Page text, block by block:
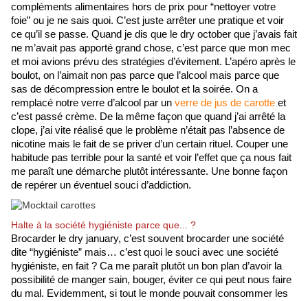
compléments alimentaires hors de prix pour “nettoyer votre
foie” ou je ne sais quoi. C’est juste arrêter une pratique et voir
ce qu’il se passe. Quand je dis que le dry october que j’avais fait
ne m’avait pas apporté grand chose, c’est parce que mon mec
et moi avions prévu des stratégies d’évitement. L’apéro après le
boulot, on l’aimait non pas parce que l’alcool mais parce que
sas de décompression entre le boulot et la soirée. On a
remplacé notre verre d’alcool par un verre de jus de carotte et
c’est passé crème. De la même façon que quand j’ai arrêté la
clope, j’ai vite réalisé que le problème n’était pas l’absence de
nicotine mais le fait de se priver d’un certain rituel. Couper une
habitude pas terrible pour la santé et voir l’effet que ça nous fait
me paraît une démarche plutôt intéressante. Une bonne façon
de repérer un éventuel souci d’addiction.
Halte à la société hygiéniste parce que... ?
Brocarder le dry january, c’est souvent brocarder une société
dite “hygiéniste” mais… c’est quoi le souci avec une société
hygiéniste, en fait ? Ca me paraît plutôt un bon plan d’avoir la
possibilité de manger sain, bouger, éviter ce qui peut nous faire
du mal. Evidemment, si tout le monde pouvait consommer les